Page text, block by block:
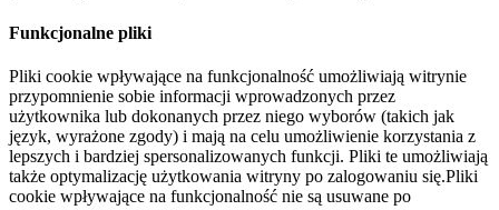
Funkcjonalne pliki
Pliki cookie wpływające na funkcjonalność umożliwiają witrynie
przypomnienie sobie informacji wprowadzonych przez
użytkownika lub dokonanych przez niego wyborów (takich jak
język, wyrażone zgody) i mają na celu umożliwienie korzystania z
lepszych i bardziej spersonalizowanych funkcji. Pliki te umożliwiają
także optymalizację użytkowania witryny po zalogowaniu się.Pliki
cookie wpływające na funkcjonalność nie są usuwane po